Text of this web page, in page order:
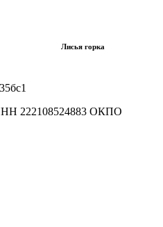
Лисья горка
222108524883 ОКПО